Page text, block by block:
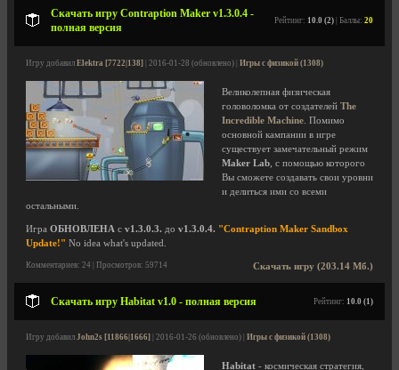
Скачать игру Contraption Maker v1.3.0.4 -
полная версия
Рейтинг: 10.0 (2) | Баллы: 20
Игру добавил Elektra [7722|138] | 2016-01-28 (обновлено) | Игры с физикой (1308)
Великолепная физическая
головоломка от создателей The
Incredible Machine . Помимо
основной кампании в игре
существует замечательный режим
Maker Lab , с помощью которого
Вы сможете создавать свои уровни
и делиться ими со всеми
остальными.
Игра ОБНОВЛЕНА с v1.3.0.3. до v1.3.0.4. "Contraption Maker Sandbox
Update!" No idea what's updated.
Скачать игру (203.14 Мб.)
Комментариев: 24 | Просмотров: 59714
Скачать игру Habitat v1.0 - полная версия Рейтинг: 10.0 (1)
Игру добавил John2s [11866|1666] | 2016-01-26 (обновлено) | Игры с физикой (1308)
Habitat - космическая стратегия,